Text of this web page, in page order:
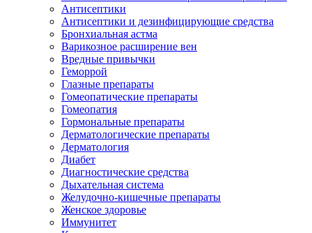
Антисептики
Антисептики и дезинфицирующие средства
Бронхиальная астма
Варикозное расширение вен
Вредные привычки
Геморрой
Глазные препараты
Гомеопатические препараты
Гомеопатия
Гормональные препараты
Дерматологические препараты
Дерматология
Диабет
Диагностические средства
Дыхательная система
Желудочно-кишечные препараты
Женское здоровье
Иммунитет